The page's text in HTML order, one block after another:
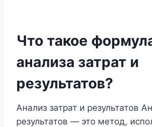
Что такое
анализа затрат и
результатов?
Анализ затрат и результатов
результатов — это метод,